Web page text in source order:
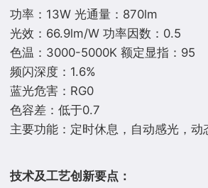
功率：13W 光通量：870lm
光效：66.9lm/W 功率因数：0.5
色温：3000-5000K 额定显指：95
频闪深度：1.6%
蓝光危害：RG0
色容差：低于0.7
主要功能：定时休息，自动感光，动
技术及工艺创新要点：